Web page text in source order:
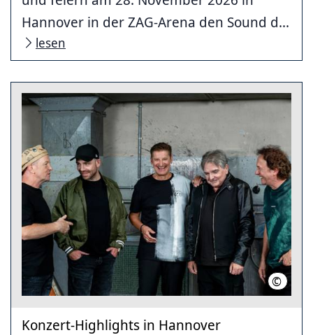
Hannover in der ZAG-Arena den Sound d...
lesen
©
Konzert-Highlights in Hannover